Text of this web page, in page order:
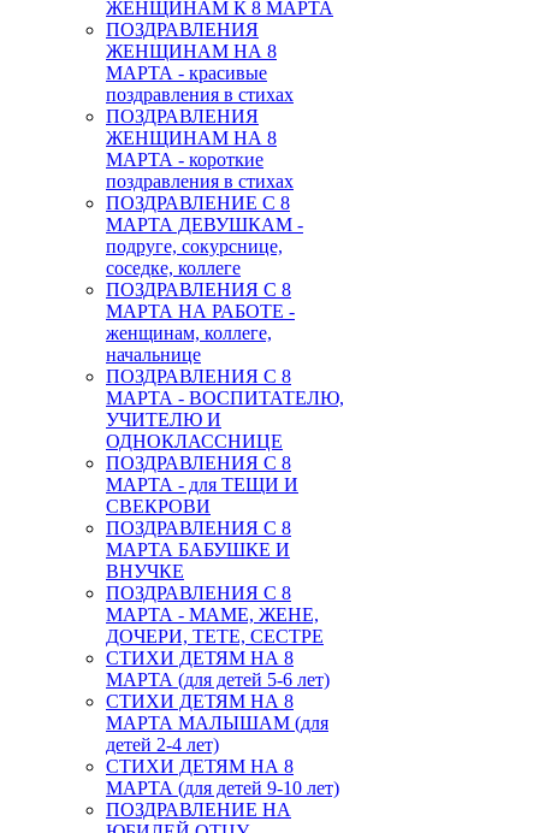
ЖЕНЩИНАМ К 8 МАРТА
ПОЗДРАВЛЕНИЯ
ЖЕНЩИНАМ НА 8
МАРТА - красивые
поздравления в стихах
ПОЗДРАВЛЕНИЯ
ЖЕНЩИНАМ НА 8
МАРТА - короткие
поздравления в стихах
ПОЗДРАВЛЕНИЕ С 8
МАРТА ДЕВУШКАМ -
подруге, сокурснице,
соседке, коллеге
ПОЗДРАВЛЕНИЯ С 8
МАРТА НА РАБОТЕ -
женщинам, коллеге,
начальнице
ПОЗДРАВЛЕНИЯ С 8
МАРТА - ВОСПИТАТЕЛЮ,
УЧИТЕЛЮ И
ОДНОКЛАССНИЦЕ
ПОЗДРАВЛЕНИЯ С 8
МАРТА - для ТЕЩИ И
СВЕКРОВИ
ПОЗДРАВЛЕНИЯ С 8
МАРТА БАБУШКЕ И
ВНУЧКЕ
ПОЗДРАВЛЕНИЯ С 8
МАРТА - МАМЕ, ЖЕНЕ,
ДОЧЕРИ, ТЕТЕ, СЕСТРЕ
СТИХИ ДЕТЯМ НА 8
МАРТА (для детей 5-6 лет)
СТИХИ ДЕТЯМ НА 8
МАРТА МАЛЫШАМ (для
детей 2-4 лет)
СТИХИ ДЕТЯМ НА 8
МАРТА (для детей 9-10 лет)
ПОЗДРАВЛЕНИЕ НА